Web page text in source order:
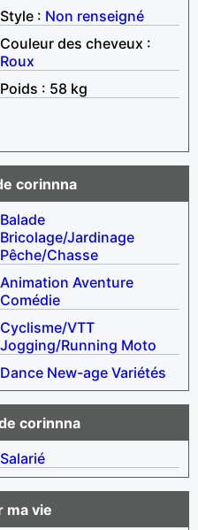
Style : Non renseigné
Couleur des cheveux :
Roux
Poids : 58 kg
corinnna
Balade
Bricolage/Jardinage
Pêche/Chasse
Animation Aventure
Comédie
Cyclisme/VTT
Jogging/Running Moto
Dance New-age Variétés
corinnna
Salarié
ma vie